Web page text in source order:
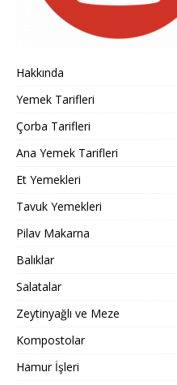
Hakkında
Yemek Tarifleri
Çorba Tarifleri
Ana Yemek Tarifleri
Et Yemekleri
Tavuk Yemekleri
Pilav Makarna
Balıklar
Salatalar
Zeytinyağlı ve Meze
Kompostolar
Hamur İşleri